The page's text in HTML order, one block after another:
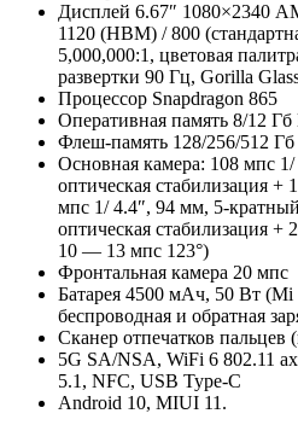
Дисплей 6.67″ 1080×2340
1120 (HBM) / 800
5,000,000:1, цветовая
развертки 90 Гц, Gorilla
Процессор Snapdragon 865
Оперативная память 8/12
Флеш-память 128/256/512
Основная камера: 108 мпс
оптическая стабилизация
мпс 1/ 4.4″, 94 мм, 5-
оптическая стабилизация +
10 — 13 мпс 123°)
Фронтальная камера 20 мпс
Батарея 4500 мАч, 50 Вт
беспроводная и обратная
Сканер отпечатков пальцев
5G SA/NSA, WiFi 6 802.11
5.1, NFC, USB Type-C
Android 10, MIUI 11.